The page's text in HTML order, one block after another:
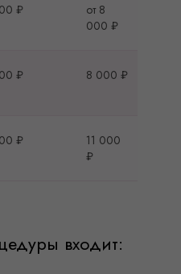
₽
от 8
000 ₽
₽ 8 000 ₽
₽
11 000
₽
входит: